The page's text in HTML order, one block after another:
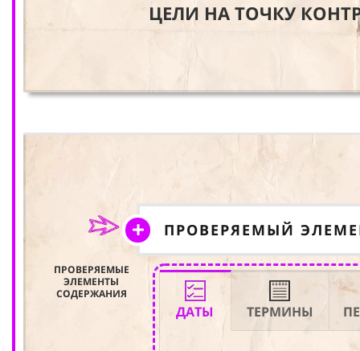
ЦЕЛИ НА ТОЧКУ
ПРОВЕРЯЕМЫЙ
ПРОВЕРЯЕМЫЕ
ЭЛЕМЕНТЫ
СОДЕРЖАНИЯ
ДАТЫ ТЕРМИНЫ